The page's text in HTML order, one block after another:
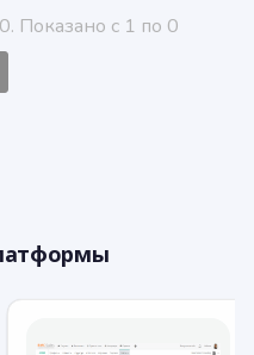
Показано с 1 по 0